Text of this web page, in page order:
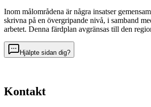
Inom målområdena är några insatser
skrivna på en övergripande nivå, i samband
arbetet. Denna färdplan avgränsas till den
Hjälpte sidan dig?
Kontakt